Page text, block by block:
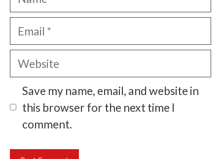
Email
Website
Save my name, email, and website in
this browser for the next time I
comment.